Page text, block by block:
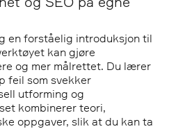
en forståelig introduksjon til
kan gjøre
og mer målrettet. Du lærer
feil som svekker
utforming og
kombinerer teori,
oppgaver, slik at du kan ta